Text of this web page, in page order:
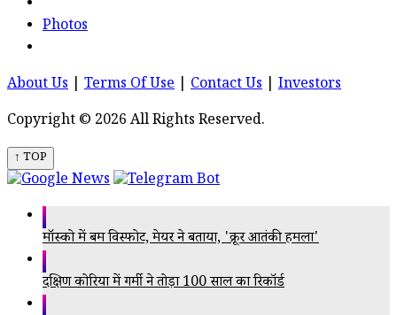
Photos
About Us Terms Of Use Contact Us
Investors
Copyright © 2026 All Rights Reserved.
↑ TOP
मॉस्को में बम विस्फोट, मेयर ने बताया, 'क्रूर आतंकी हमला'
दक्षिण कोरिया में गर्मी ने तोड़ा 100 साल का रिकॉर्ड